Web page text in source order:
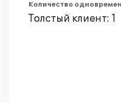
Количество
Толстый клиент: 1